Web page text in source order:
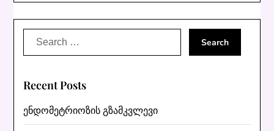
Search
Recent Posts
ენდომეტრიოზის გზამკვლევი